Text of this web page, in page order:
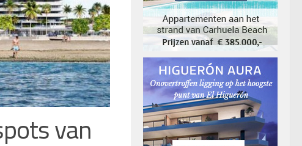
van